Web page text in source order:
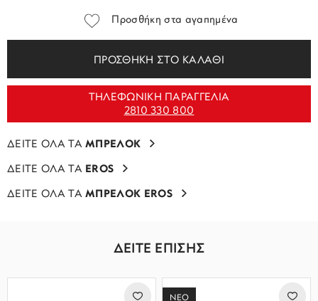
Προσθήκη στα αγαπημένα
ΠΡΟΣΘΗΚΗ ΣΤΟ ΚΑΛΑΘΙ
ΤΗΛΕΦΩΝΙΚΗ ΠΑΡΑΓΓΕΛΙΑ
2810 330 800
ΔΕΙΤΕ ΟΛΑ ΤΑΜΠΡΕΛΟΚ
ΔΕΙΤΕ ΟΛΑ ΤΑ EROS
ΔΕΙΤΕ ΟΛΑ ΤΑΜΠΡΕΛΟΚ EROS
ΔΕΙΤΕ ΕΠΙΣΗΣ
ΝΕΟ